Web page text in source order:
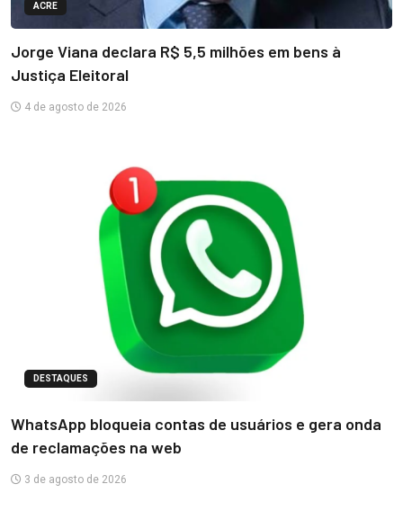
ACRE
Jorge Viana declara R$ 5,5 milhões em bens à
Justiça Eleitoral
4 de agosto de 2026
DESTAQUES
WhatsApp bloqueia contas de usuários e gera onda
de reclamações na web
3 de agosto de 2026